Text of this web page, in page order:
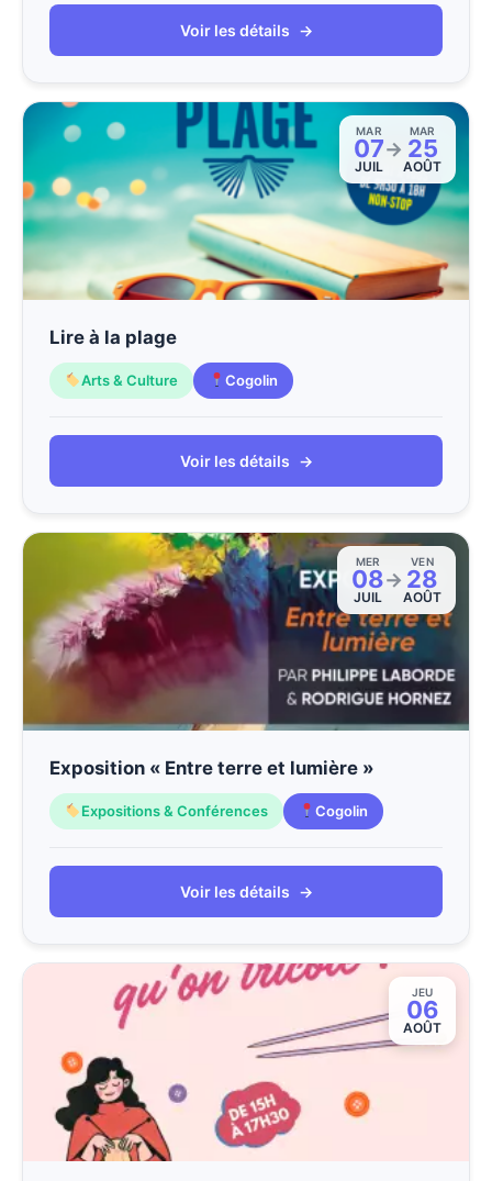
Voir les détails →
MAR
07
JUIL
→
MAR
25
AOÛT
Lire à la plage
Arts & Culture Cogolin
Voir les détails →
MER
08
JUIL
→
VEN
28
AOÛT
Exposition « Entre terre et lumière »
Expositions & Conférences Cogolin
Voir les détails →
JEU
06
AOÛT